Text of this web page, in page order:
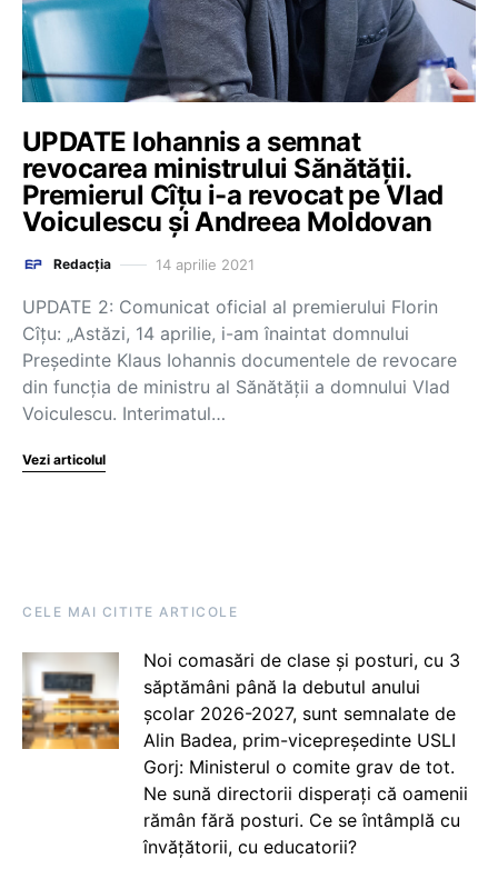
UPDATE Iohannis a semnat
revocarea ministrului Sănătății.
Premierul Cîțu i-a revocat pe Vlad
Voiculescu și Andreea Moldovan
Redacția 14 aprilie 2021
UPDATE 2: Comunicat oficial al premierului Florin
Cîțu: „Astăzi, 14 aprilie, i-am înaintat domnului
Președinte Klaus Iohannis documentele de revocare
din funcția de ministru al Sănătății a domnului Vlad
Voiculescu. Interimatul…
Vezi articolul
CELE MAI CITITE ARTICOLE
Noi comasări de clase și posturi, cu 3
săptămâni până la debutul anului
școlar 2026-2027, sunt semnalate de
Alin Badea, prim-vicepreședinte USLI
Gorj: Ministerul o comite grav de tot.
Ne sună directorii disperați că oamenii
rămân fără posturi. Ce se întâmplă cu
învățătorii, cu educatorii?